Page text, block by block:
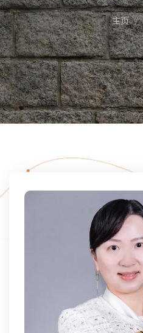
主页